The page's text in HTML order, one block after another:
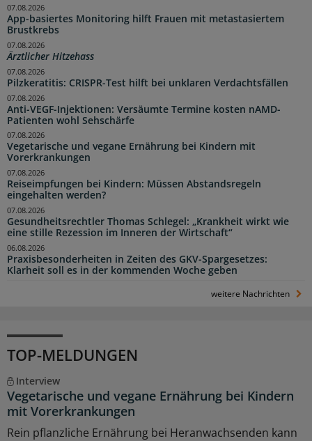
App-basiertes Monitoring hilft Frauen mit metastasiertem
Brustkrebs
07.08.2026
Ärztlicher Hitzehass
07.08.2026
Pilzkeratitis: CRISPR-Test hilft bei unklaren Verdachtsfällen
07.08.2026
Anti-VEGF-Injektionen: Versäumte Termine kosten nAMD-
Patienten wohl Sehschärfe
07.08.2026
Vegetarische und vegane Ernährung bei Kindern mit
Vorerkrankungen
07.08.2026
Reiseimpfungen bei Kindern: Müssen Abstandsregeln
eingehalten werden?
07.08.2026
Gesundheitsrechtler Thomas Schlegel: „Krankheit wirkt wie
eine stille Rezession im Inneren der Wirtschaft“
07.08.2026
Praxisbesonderheiten in Zeiten des GKV-Spargesetzes:
Klarheit soll es in der kommenden Woche geben
06.08.2026
weitere Nachrichten
TOP-MELDUNGEN
Interview
Vegetarische und vegane Ernährung bei Kindern
mit Vorerkrankungen
Rein pflanzliche Ernährung bei Heranwachsenden kann